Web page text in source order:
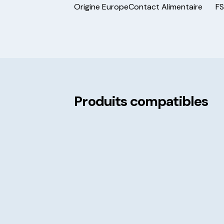
Origine EuropeContact Alimentaire
Produits compatibles